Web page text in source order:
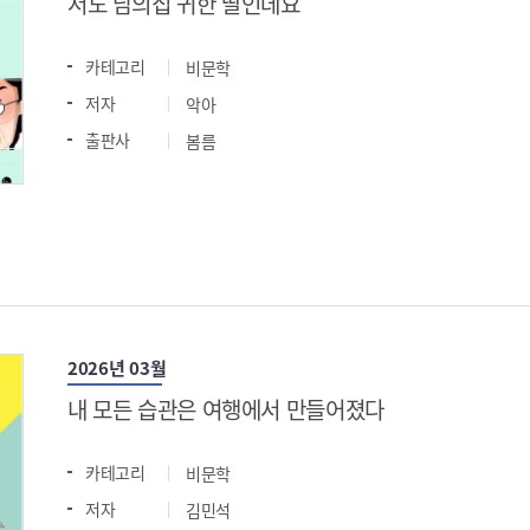
카테고리
비문학
저자
악아
출판사
봄름
2026년 03월
내 모든 습관은 여행에서 만들어졌다
카테고리
비문학
저자
김민석